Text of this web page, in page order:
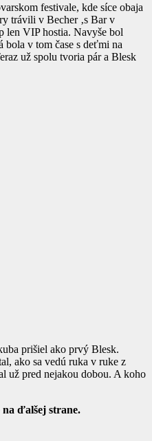
festivale, kde síce obaja
trávili v Becher ‚s Bar v
len VIP hostia. Navyše bol
bola v tom čase s deťmi na
už spolu tvoria pár a Blesk
prišiel ako prvý Blesk.
ako sa vedú ruka v ruke z
už pred nejakou dobou. A koho
ďalšej strane.